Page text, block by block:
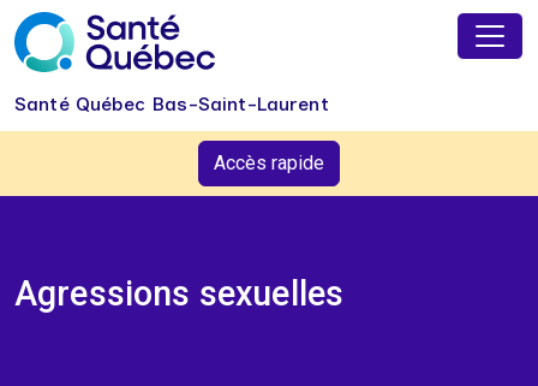
Aller au contenu principal
Santé Québec Bas-Saint-Laurent
Accès rapide
Agressions sexuelles